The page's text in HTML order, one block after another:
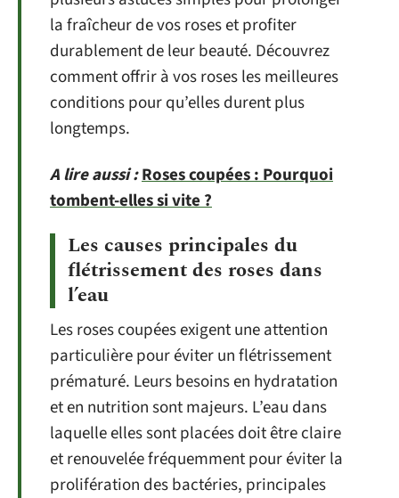
la fraîcheur de vos roses et profiter
durablement de leur beauté. Découvrez
comment offrir à vos roses les meilleures
conditions pour qu’elles durent plus
longtemps.
A lire aussi :Roses coupées : Pourquoi
tombent-elles si vite ?
Les causes principales du
flétrissement des roses dans
l’eau
Les roses coupées exigent une attention
particulière pour éviter un flétrissement
prématuré. Leurs besoins en hydratation
et en nutrition sont majeurs. L’eau dans
laquelle elles sont placées doit être claire
et renouvelée fréquemment pour éviter la
prolifération des bactéries, principales